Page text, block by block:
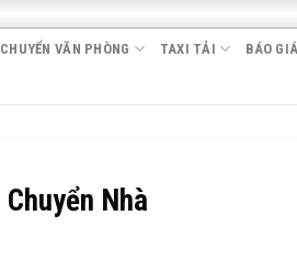
CHUYỂN VĂN PHÒNG TAXI TẢI BÁO GIÁ
Nhà